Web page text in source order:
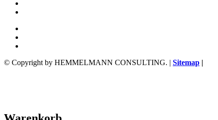
© Copyright by HEMMELMANN CONSULTING. | Sitemap |